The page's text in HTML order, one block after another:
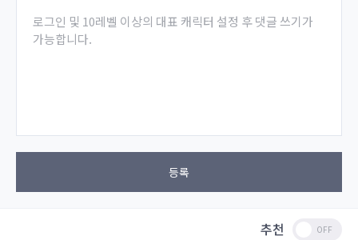
로그인 및 10레벨 이상의 대표 캐릭터 설정 후 댓글 쓰기가
가능합니다.
등록
추천